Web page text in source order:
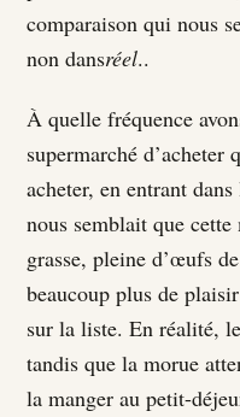
comparaison qui nous
non dansréel..
À quelle fréquence
supermarché d’acheter
acheter, en entrant
nous semblait que
grasse, pleine d’œufs
beaucoup plus de
sur la liste. En réalité,
tandis que la morue
la manger au petit-